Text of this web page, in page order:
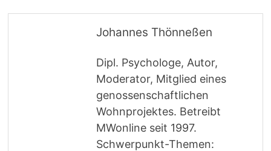
Johannes Thönneßen
Dipl. Psychologe, Autor,
Moderator, Mitglied eines
genossenschaftlichen
Wohnprojektes. Betreibt
MWonline seit 1997.
Schwerpunkt-Themen: